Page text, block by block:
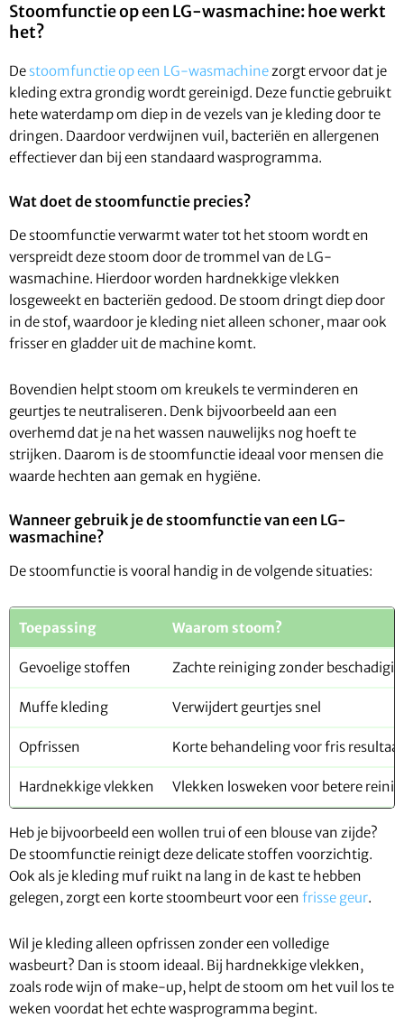
Stoomfunctie op een LG-wasmachine: hoe werkt
het?
De stoomfunctie op een LG-wasmachinezorgt ervoor dat je
kleding extra grondig wordt gereinigd. Deze functie gebruikt
hete waterdamp om diep in de vezels van je kleding door te
dringen. Daardoor verdwijnen vuil, bacteriën en allergenen
effectiever dan bij een standaard wasprogramma.
Wat doet de stoomfunctie precies?
De stoomfunctie verwarmt water tot het stoom wordt en
verspreidt deze stoom door de trommel van de LG-
wasmachine. Hierdoor worden hardnekkige vlekken
losgeweekt en bacteriën gedood. De stoom dringt diep door
in de stof, waardoor je kleding niet alleen schoner, maar ook
frisser en gladder uit de machine komt.
Bovendien helpt stoom om kreukels te verminderen en
geurtjes te neutraliseren. Denk bijvoorbeeld aan een
overhemd dat je na het wassen nauwelijks nog hoeft te
strijken. Daarom is de stoomfunctie ideaal voor mensen die
waarde hechten aan gemak en hygiëne.
Wanneer gebruik je de stoomfunctie van een LG-
wasmachine?
De stoomfunctie is vooral handig in de volgende situaties:
Toepassing Waarom stoom?
Gevoelige stoffen Zachte reiniging zonder
Muffe kleding Verwijdert geurtjes snel
Opfrissen Korte behandeling voor fris resultaat
Hardnekkige vlekken Vlekken losweken voor betere
Heb je bijvoorbeeld een wollen trui of een blouse van zijde?
De stoomfunctie reinigt deze delicate stoffen voorzichtig.
Ook als je kleding muf ruikt na lang in de kast te hebben
gelegen, zorgt een korte stoombeurt voor een frisse geur.
Wil je kleding alleen opfrissen zonder een volledige
wasbeurt? Dan is stoom ideaal. Bij hardnekkige vlekken,
zoals rode wijn of make-up, helpt de stoom om het vuil los te
weken voordat het echte wasprogramma begint.